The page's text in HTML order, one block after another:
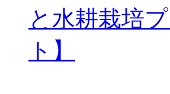
と水耕栽培
ト】